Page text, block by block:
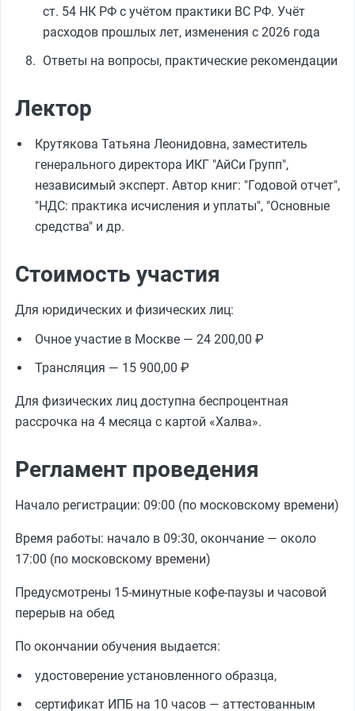
ст. 54 НК РФ с учётом практики ВС РФ. Учёт
расходов прошлых лет, изменения с 2026 года
Ответы на вопросы, практические рекомендации
Лектор
Крутякова Татьяна Леонидовна, заместитель
генерального директора ИКГ "АйСи Групп",
независимый эксперт. Автор книг: "Годовой отчет",
"НДС: практика исчисления и уплаты", "Основные
средства" и др.
Стоимость участия
Для юридических и физических лиц:
Очное участие в Москве — 24 200,00 ₽
Трансляция — 15 900,00 ₽
Для физических лиц доступна беспроцентная
рассрочка на 4 месяца с картой «Халва».
Регламент проведения
Начало регистрации: 09:00 (по московскому времени)
Время работы: начало в 09:30, окончание — около
17:00 (по московскому времени)
Предусмотрены 15-минутные кофе-паузы и часовой
перерыв на обед
По окончании обучения выдается:
удостоверение установленного образца,
сертификат ИПБ на 10 часов — аттестованным